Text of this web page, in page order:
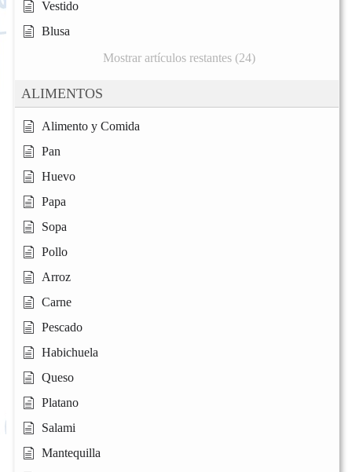
Vestido
Blusa
Mostrar artículos restantes (24)
ALIMENTOS
Alimento y Comida
Pan
Huevo
Papa
Sopa
Pollo
Arroz
Carne
Pescado
Habichuela
Queso
Platano
Salami
Mantequilla